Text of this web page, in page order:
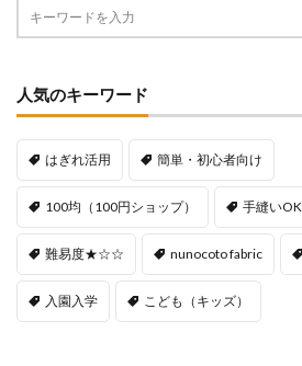
人気のキーワード
はぎれ活用 簡単・初心者向け
100均（100円ショップ） 手縫いOK
難易度★☆☆ nunocoto fabric
入園入学 こども（キッズ）